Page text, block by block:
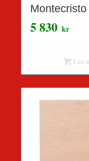
5 830 kr
Läs